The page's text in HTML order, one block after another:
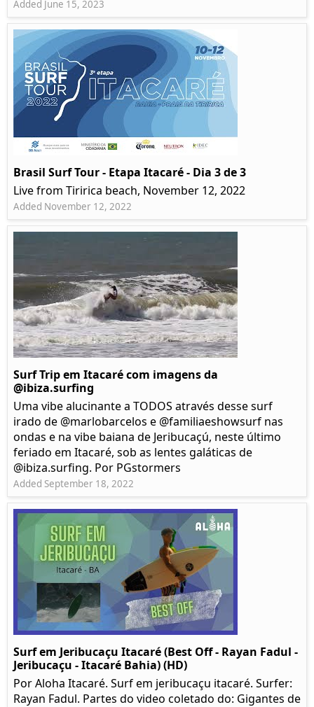
Added June 15, 2023
Brasil Surf Tour - Etapa Itacaré - Dia 3 de 3
Live from Tiririca beach, November 12, 2022
Added November 12, 2022
Surf Trip em Itacaré com imagens da
@ibiza.surfing
Uma vibe alucinante a TODOS através desse surf
irado de @marlobarcelos e @familiaeshowsurf nas
ondas e na vibe baiana de Jeribucaçú, neste último
feriado em Itacaré, sob as lentes galáticas de
@ibiza.surfing. Por PGstormers
Added September 18, 2022
Surf em Jeribucaçu Itacaré (Best Off - Rayan Fadul -
Jeribucaçu - Itacaré Bahia) (HD)
Por Aloha Itacaré. Surf em jeribucaçu itacaré. Surfer:
Rayan Fadul. Partes do video coletado do: Gigantes de